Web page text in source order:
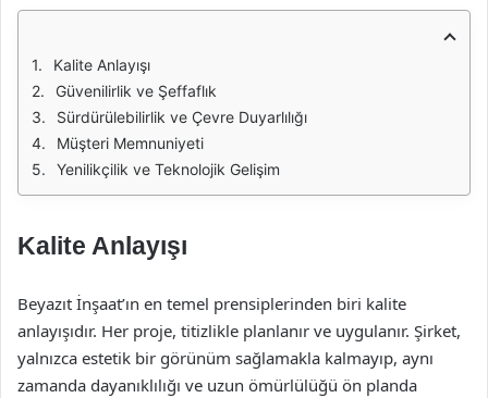
Kalite Anlayışı
Güvenilirlik ve Şeffaflık
Sürdürülebilirlik ve Çevre Duyarlılığı
Müşteri Memnuniyeti
Yenilikçilik ve Teknolojik Gelişim
Kalite Anlayışı
Beyazıt İnşaat’ın en temel prensiplerinden biri kalite
anlayışıdır. Her proje, titizlikle planlanır ve uygulanır. Şirket,
yalnızca estetik bir görünüm sağlamakla kalmayıp, aynı
zamanda dayanıklılığı ve uzun ömürlülüğü ön planda